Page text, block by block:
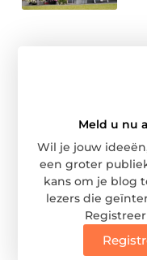
Meld u nu
Wil je jouw
een groter
kans om je blog
lezers die